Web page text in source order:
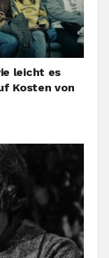
leicht es
Kosten von